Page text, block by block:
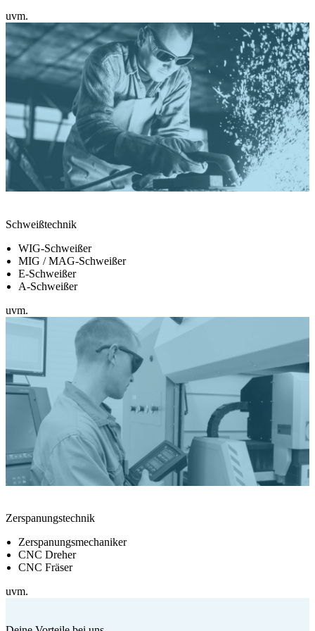
uvm.
Schweißtechnik
WIG-Schweißer
MIG / MAG-Schweißer
E-Schweißer
A-Schweißer
uvm.
Zerspanungstechnik
Zerspanungsmechaniker
CNC Dreher
CNC Fräser
uvm.